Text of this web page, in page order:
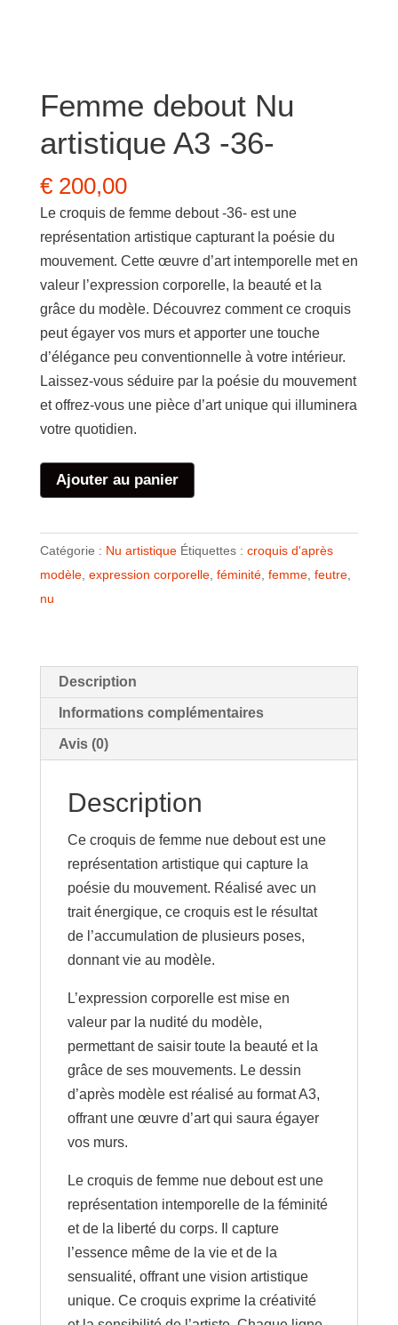
Femme debout Nu
artistique A3 -36-
€200,00
Le croquis de femme debout -36- est une
représentation artistique capturant la poésie du
mouvement. Cette œuvre d’art intemporelle met en
valeur l’expression corporelle, la beauté et la
grâce du modèle. Découvrez comment ce croquis
peut égayer vos murs et apporter une touche
d’élégance peu conventionnelle à votre intérieur.
Laissez-vous séduire par la poésie du mouvement
et offrez-vous une pièce d’art unique qui illuminera
votre quotidien.
quantité
de
debout
Nu
artistique
Ajouter au panier
Catégorie : Nu artistique Étiquettes : croquis d'après
modèle, expression corporelle, féminité, femme, feutre,
nu
Description
Informations complémentaires
Avis (0)
Description
Ce croquis de femme nue debout est une
représentation artistique qui capture la
poésie du mouvement. Réalisé avec un
trait énergique, ce croquis est le résultat
de l’accumulation de plusieurs poses,
donnant vie au modèle.
L’expression corporelle est mise en
valeur par la nudité du modèle,
permettant de saisir toute la beauté et la
grâce de ses mouvements. Le dessin
d’après modèle est réalisé au format A3,
offrant une œuvre d’art qui saura égayer
vos murs.
Le croquis de femme nue debout est une
représentation intemporelle de la féminité
et de la liberté du corps. Il capture
l’essence même de la vie et de la
sensualité, offrant une vision artistique
unique. Ce croquis exprime la créativité